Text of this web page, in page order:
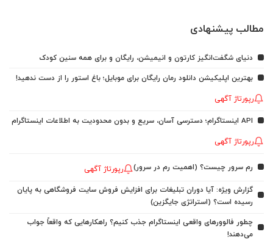
مطالب پیشنهادی
دنیای شگفت‌انگیز کارتون و انیمیشن، رایگان و برای همه سنین کودک
بهترین اپلیکیشن دانلود رمان رایگان برای موبایل؛ باغ استور را از دست ندهید!
رپورتاژ آگهی
API اینستاگرام؛ دسترسی آسان، سریع و بدون محدودیت به اطلاعات اینستاگرام
رپورتاژ آگهی
رم سرور چیست؟ (اهمیت رم در سرور) رپورتاژ آگهی
گزارش ویژه: آیا دوران تبلیغات برای افزایش فروش سایت فروشگاهی به پایان
رسیده است؟ (استراتژی جایگزین)
چطور فالوورهای واقعی اینستاگرام جذب کنیم؟ راهکارهایی که واقعاً جواب
می‌دهند!